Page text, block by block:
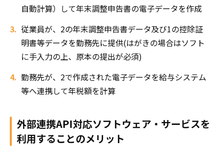
自動計算）して年末調整申告書の電子データを作成
従業員が、2の年末調整申告書データ及び1の控除証
明書等データを勤務先に提供(はがきの場合はソフト
に手入力の上、原本の提出が必須)
勤務先が、2で作成された電子データを給与システム
等へ連携して年税額を計算
外部連携API対応ソフトウェア・サービスを
利用することのメリット